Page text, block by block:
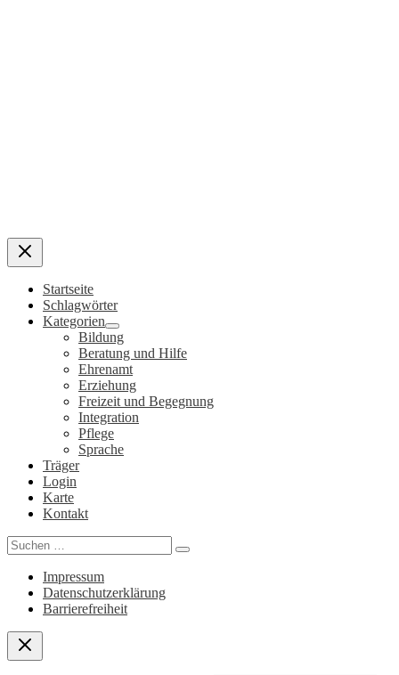
Startseite
Schlagwörter
Kategorien
Bildung
Beratung und Hilfe
Ehrenamt
Erziehung
Freizeit und Begegnung
Integration
Pflege
Sprache
Träger
Login
Karte
Kontakt
Search
for:
Impressum
Datenschutzerklärung
Barrierefreiheit